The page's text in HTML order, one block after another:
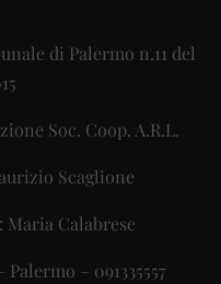
di Palermo n.11 del
Soc. Coop. A.R.L.
Scaglione
Calabrese
– 091335557